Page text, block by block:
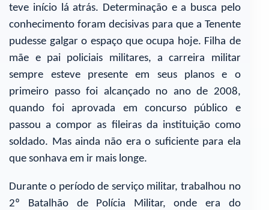
teve início lá atrás. Determinação e a busca pelo
conhecimento foram decisivas para que a Tenente
pudesse galgar o espaço que ocupa hoje. Filha de
mãe e pai policiais militares, a carreira militar
sempre esteve presente em seus planos e o
primeiro passo foi alcançado no ano de 2008,
quando foi aprovada em concurso público e
passou a compor as fileiras da instituição como
soldado. Mas ainda não era o suficiente para ela
que sonhava em ir mais longe.
Durante o período de serviço militar, trabalhou no
2º Batalhão de Polícia Militar, onde era do